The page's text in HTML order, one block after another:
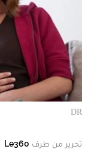
DR
تحرير من طرف Le360